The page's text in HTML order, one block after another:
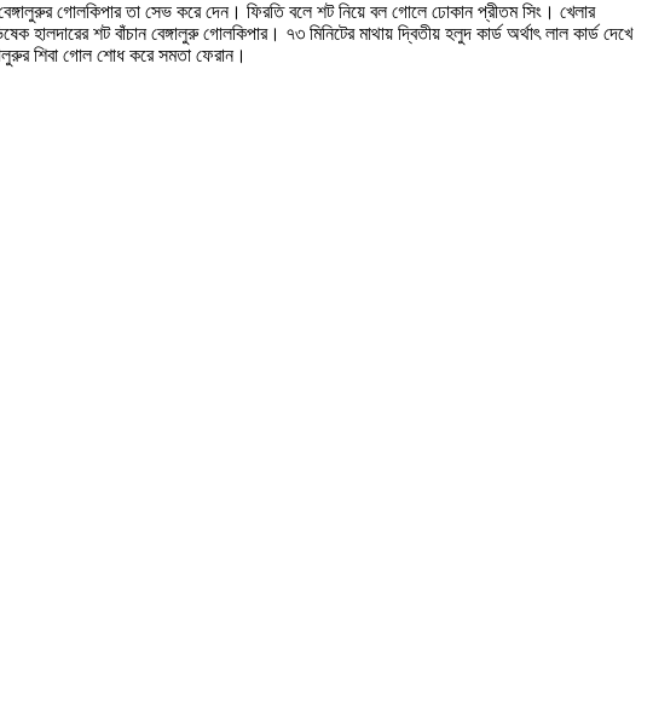
গোলকিপার তা সেভ করে দেন। ফিরতি বলে শট নিয়ে বল গোলে ঢোকান প্রীতম সিং। খেলার
হালদারের শট বাঁচান বেঙ্গালুরু গোলকিপার। ৭৩ মিনিটের মাথায় দ্বিতীয় হলুদ কার্ড অর্থাৎ লাল কার্ড দেখে
শিবা গোল শোধ করে সমতা ফেরান।